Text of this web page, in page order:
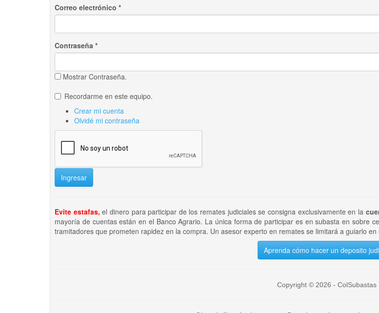
Correo electrónico *
Contraseña *
Mostrar Contraseña.
Recordarme en este equipo.
Crear mi cuenta
Olvidé mi contraseña
Ingresar
Evite estafas, el dinero para participar de los remates judiciales se consigna exclusivamente en la
mayoría de cuentas están en el Banco Agrario. La única forma de participar es en subasta en sobre
tramitadores que prometen rapidez en la compra. Un asesor experto en remates se limitará a guiarlo en
Aprenda cómo hacer un deposito
Copyright © 2026 - ColSubastas